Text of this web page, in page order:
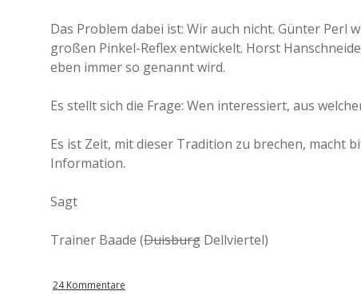
Das Problem dabei ist: Wir auch nicht. Günter Perl
großen Pinkel-Reflex entwickelt. Horst
eben immer so genannt wird.
Es stellt sich die Frage: Wen interessiert, aus
Es ist Zeit, mit dieser Tradition zu brechen, macht
Information.
Sagt
Trainer Baade (Duisburg Dellviertel)
24 Kommentare